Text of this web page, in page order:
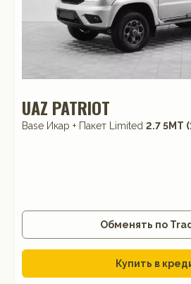
UAZ PATRIOT
Base Икар + Пакет Limited 2.7 5МТ
Обменять по
Купить в